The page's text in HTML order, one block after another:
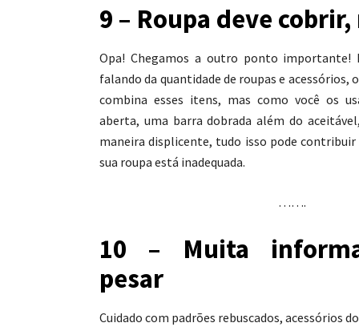
9 – Roupa deve
Opa! Chegamos a outro ponto importante!
falando da quantidade de roupas e acessórios,
combina esses itens, mas como você os
aberta, uma barra dobrada além do
maneira displicente, tudo isso pode contribuir
sua roupa está inadequada.
…….
10 – Muita
pesar
Cuidado com padrões rebuscados, acessórios